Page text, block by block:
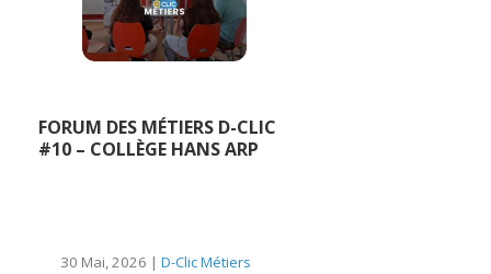
FORUM DES MÉTIERS D-CLIC
#10 – COLLÈGE HANS ARP
30 Mai, 2026 | D-Clic Métiers